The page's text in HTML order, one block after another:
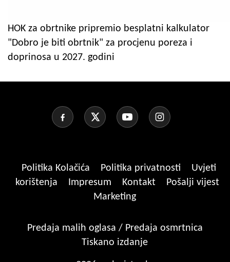
HOK za obrtnike pripremio besplatni kalkulator
"Dobro je biti obrtnik" za procjenu poreza i
doprinosa u 2027. godini
Politika Kolačića Politika privatnosti
Uvjeti
korištenja
Impresum Kontakt
Pošalji vijest
Marketing
Predaja malih oglasa / Predaja osmrtnica
Tiskano izdanje